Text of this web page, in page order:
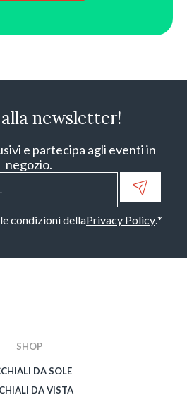
newsletter!
e partecipa agli eventi in
negozio.
condizioni dellaPrivacy Policy*
SHOP
DA SOLE
DA VISTA